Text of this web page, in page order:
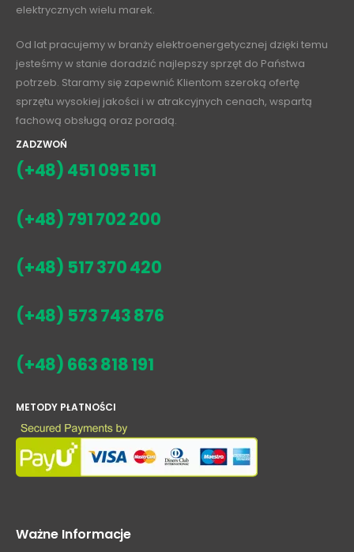
elektrycznych wielu marek.
Od lat pracujemy w branży elektroenergetycznej dzięki temu
jesteśmy w stanie doradzić najlepszy sprzęt do Państwa
potrzeb. Staramy się zapewnić Klientom szeroką ofertę
sprzętu wysokiej jakości i w atrakcyjnych cenach, wspartą
fachową obsługą oraz poradą.
ZADZWOŃ
(+48) 451 095 151
(+48) 791 702 200
(+48) 517 370 420
(+48) 573 743 876
(+48) 663 818 191
METODY PŁATNOŚCI
Ważne Informacje